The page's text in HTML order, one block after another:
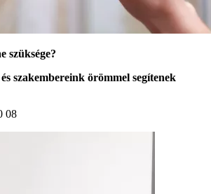
szüksége?
szakembereink örömmel segítenek
08